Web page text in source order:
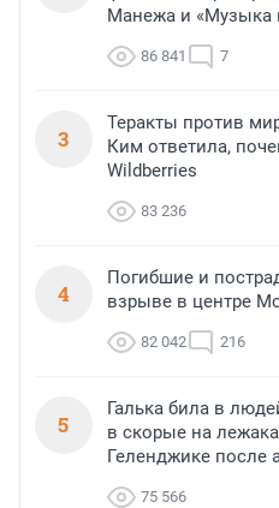
Манежа и «Музыка
86 841 7
3
Теракты против
Ким ответила,
Wildberries
83 236
4
Погибшие и
взрыве в центре
82 042 216
5
Галька била в
в скорые на
Геленджике после
75 566